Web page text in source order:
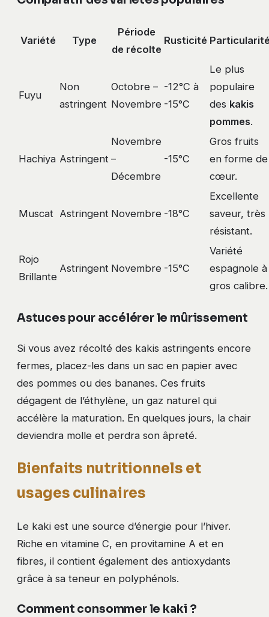
Variété Type
Période
de récolte
Rusticité
Fuyu
Non
astringent
Octobre –
Novembre
-12°C à
-15°C
Le plus
populaire
des kakis
pommes.
Hachiya Astringent
Novembre
–
Décembre
-15°C
Gros fruits
en forme de
cœur.
Muscat Astringent Novembre -18°C
Excellente
saveur, très
résistant.
Rojo
Brillante
Astringent Novembre -15°C
Variété
espagnole à
gros calibre.
Astuces pour accélérer le mûrissement
Si vous avez récolté des kakis astringents encore
fermes, placez-les dans un sac en papier avec
des pommes ou des bananes. Ces fruits
dégagent de l’éthylène, un gaz naturel qui
accélère la maturation. En quelques jours, la chair
deviendra molle et perdra son âpreté.
Bienfaits nutritionnels et
usages culinaires
Le kaki est une source d’énergie pour l’hiver.
Riche en vitamine C, en provitamine A et en
fibres, il contient également des antioxydants
grâce à sa teneur en polyphénols.
Comment consommer le kaki ?